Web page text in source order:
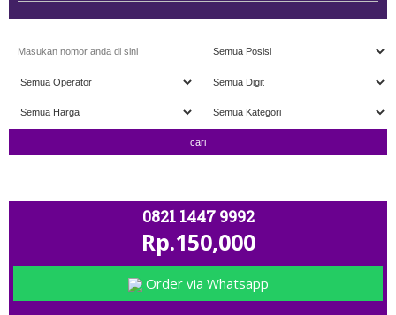
0821 1447 9992
Rp.150,000
Order via Whatsapp